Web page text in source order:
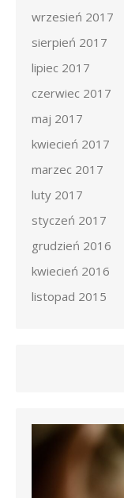
wrzesień 2017
sierpień 2017
lipiec 2017
czerwiec 2017
maj 2017
kwiecień 2017
marzec 2017
luty 2017
styczeń 2017
grudzień 2016
kwiecień 2016
listopad 2015